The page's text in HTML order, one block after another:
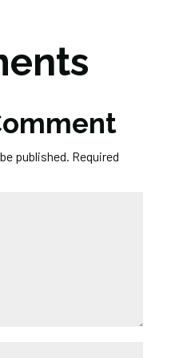
published. Required